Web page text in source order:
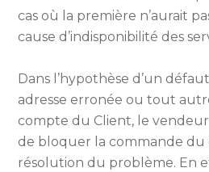
cas où la première n’aurait
cause d’indisponibilité des
Dans l’hypothèse d’un
adresse erronée ou tout
compte du Client, le
de bloquer la commande du
résolution du problème. En